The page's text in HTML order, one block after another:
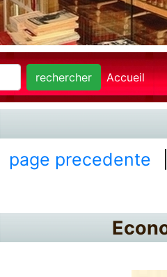
rechercher Accueil
page precedente